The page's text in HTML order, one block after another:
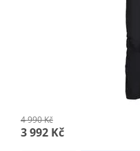
4 990 Kč
3 992 Kč